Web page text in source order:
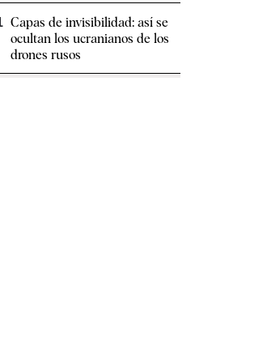
Capas de invisibilidad: así se
ocultan los ucranianos de los
drones rusos